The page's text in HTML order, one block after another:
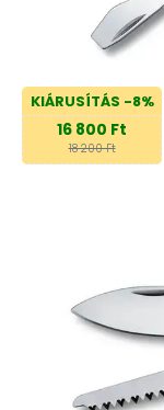
KIÁRUSÍTÁS -8%
16 800 Ft
18 200 Ft